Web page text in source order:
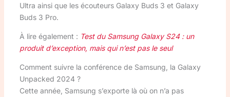
Ultra ainsi que les écouteurs Galaxy Buds 3 et Galaxy
Buds 3 Pro.
À lire également : Test du Samsung Galaxy S24 : un
produit d’exception, mais qui n’est pas le seul
Comment suivre la conférence de Samsung, la Galaxy
Unpacked 2024 ?
Cette année, Samsung s’exporte là où on n’a pas